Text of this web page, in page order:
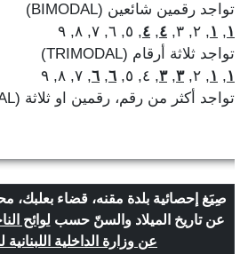
تواجد رقمين شائعين (BIMODAL)
١, ١, ٢, ٣, ٤, ٤, ٥, ٦, ٧, ٨, ٩
تواجد ثلاثة أرقام (TRIMODAL)
١, ١, ٢, ٣,٣, ٤, ٥, ٦, ٦, ٧, ٨, ٩
تواجد أكثر من رقم، رقمين او ثلاثة (MULTIMODAL)
صِيَغ إحصائية بلدة مقنه، قضاء بعلبك،
عن تاريخ الميلاد والسنّ حسب لوائح
عن وزارة الداخلية اللبنانية